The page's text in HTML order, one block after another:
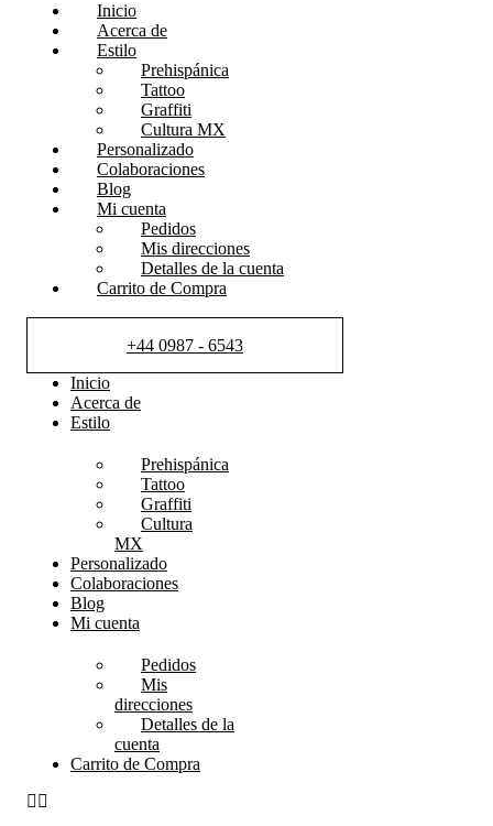
Inicio
Acerca de
Estilo
Prehispánica
Tattoo
Graffiti
Cultura MX
Personalizado
Colaboraciones
Blog
Mi cuenta
Pedidos
Mis direcciones
Detalles de la cuenta
Carrito de Compra
+44 0987 - 6543
Inicio
Acerca de
Estilo
Prehispánica
Tattoo
Graffiti
Cultura
MX
Personalizado
Colaboraciones
Blog
Mi cuenta
Pedidos
Mis
direcciones
Detalles de la
cuenta
Carrito de Compra